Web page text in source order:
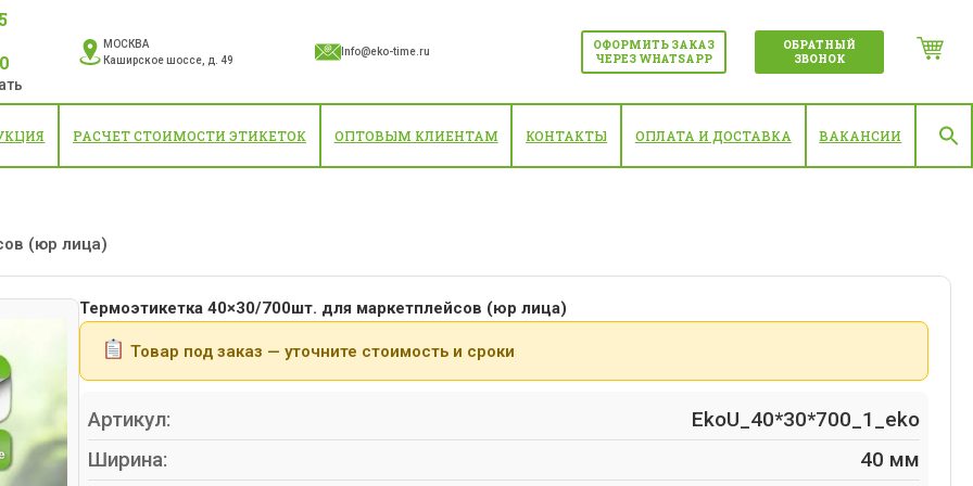
МОСКВА
Каширское шоссе, д. 49
Info@eko-time.ru
ОФОРМИТЬ ЗАКАЗ
ЧЕРЕЗ WHATSAPP
ОБРАТНЫЙ
ЗВОНОК
РАСЧЕТ СТОИМОСТИ ЭТИКЕТОК ОПТОВЫМ КЛИЕНТАМ КОНТАКТЫ ОПЛАТА И ДОСТАВКА ВАКАНСИИ
(юр лица)
Термоэтикетка 40×30/700шт. для маркетплейсов (юр лица)
Товар под заказ — уточните стоимость и сроки
Артикул:
EkoU_40*30*700_1_eko
Ширина:
40 мм